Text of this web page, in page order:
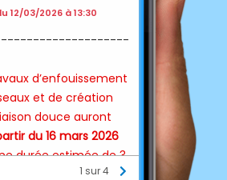
12/03/2026 à 13:30
d’enfouissement
et de création
douce auront
du 16 mars 2026
durée estimée de 3
1 sur 4